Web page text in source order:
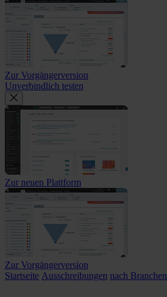
Zur Vorgängerversion
Unverbindlich testen
Zur neuen Plattform
Zur Vorgängerversion
Startseite Ausschreibungen nach Branchen